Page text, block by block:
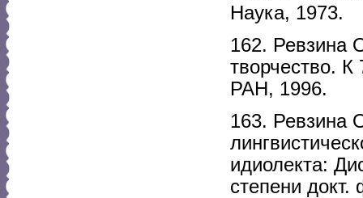
Наука, 1973.
162. Ревзина
творчество.
РАН, 1996.
163. Ревзина
идиолекта:
степени